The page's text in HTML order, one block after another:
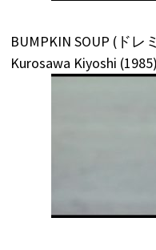
BUMPKIN SOUP (ド
Kurosawa Kiyoshi (1985)